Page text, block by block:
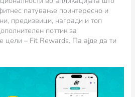
патување поинтересно и
предизвици, награди и топ
поттик за
цели – Fit Rewards. Па ајде да ти